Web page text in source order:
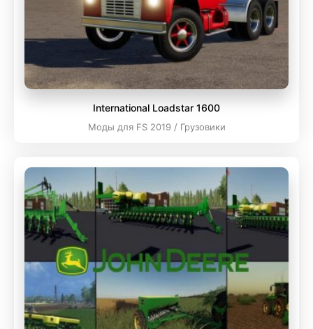
International Loadstar 1600
Моды для FS 2019 / Грузовики